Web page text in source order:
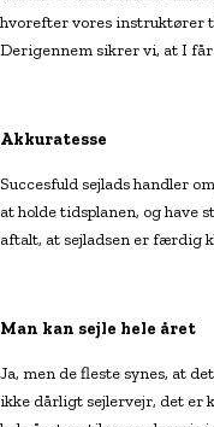
hvorefter vores instruktører
Derigennem sikrer vi, at I
Akkuratesse
Succesfuld sejlads handler
at holde tidsplanen, og have
aftalt, at sejladsen er færdig
Man kan sejle hele året
Ja, men de fleste synes, at
ikke dårligt sejlervejr, det er